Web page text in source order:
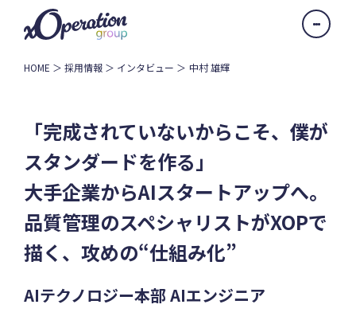
HOME 採用情報 インタビュー 中村 雄輝
「完成されていないからこそ、僕が
スタンダードを作る」
大手企業からAIスタートアップへ。
品質管理のスペシャリストがXOPで
描く、攻めの“仕組み化”
AIテクノロジー本部 AIエンジニア